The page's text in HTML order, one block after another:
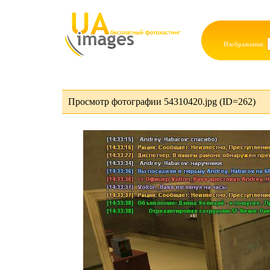
Изображения:
Просмотр фотографии 54310420.jpg (ID=262)